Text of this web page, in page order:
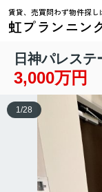
賃貸、売買問わず物件探し
虹プランニン
日神パレス
3,000万円
1 /28